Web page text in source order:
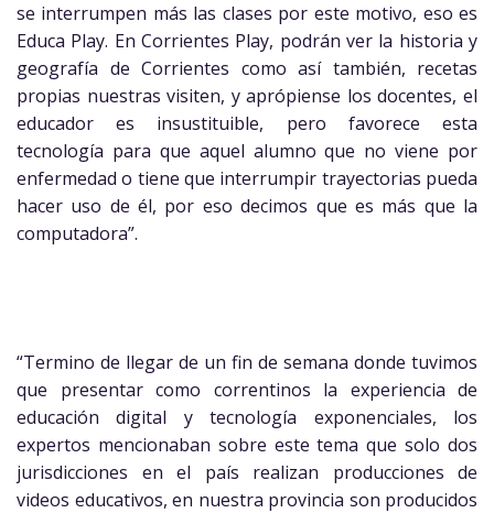
se interrumpen más las clases por este motivo, eso es
Educa Play. En Corrientes Play, podrán ver la historia y
geografía de Corrientes como así también, recetas
propias nuestras visiten, y aprópiense los docentes, el
educador es insustituible, pero favorece esta
tecnología para que aquel alumno que no viene por
enfermedad o tiene que interrumpir trayectorias pueda
hacer uso de él, por eso decimos que es más que la
computadora”.
“Termino de llegar de un fin de semana donde tuvimos
que presentar como correntinos la experiencia de
educación digital y tecnología exponenciales, los
expertos mencionaban sobre este tema que solo dos
jurisdicciones en el país realizan producciones de
videos educativos, en nuestra provincia son producidos